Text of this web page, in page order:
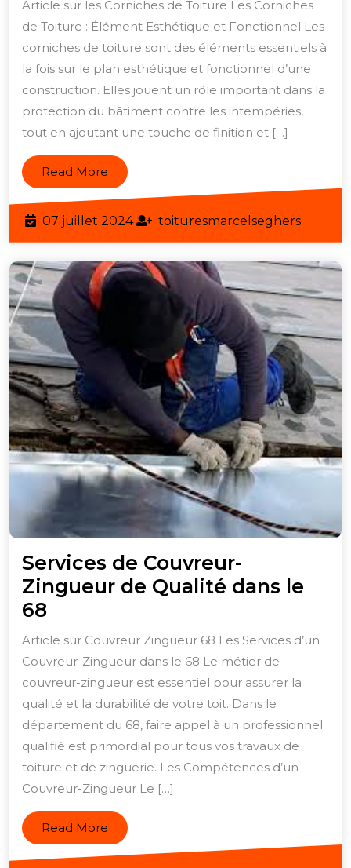
de
Article sur les Corniches de Toiture Les Corniches
de Toiture : Élément Esthétique et Fonctionnel Les
corniches de toiture sont des éléments essentiels à
la fois sur le plan esthétique et fonctionnel d’une
construction. Elles jouent un rôle important dans la
protection du bâtiment contre les intempéries,
tout en ajoutant une touche de finition et […]
Read More Read
More
07 juillet 202407
juillet
toituresmarcelseghers
Services de Couvreur-
Zingueur de Qualité dans le
68Services
de
Couvreur-
Zingueur
de
Qualité
dans
le
68
Article sur Couvreur Zingueur 68 Les Services d’un
Couvreur-Zingueur dans le 68 Le métier de
couvreur-zingueur est essentiel pour assurer la
qualité et la durabilité de votre toit. Dans le
département du 68, faire appel à un professionnel
qualifié est primordial pour tous vos travaux de
toiture et de zinguerie. Les Compétences d’un
Couvreur-Zingueur Le […]
Read More Read
More